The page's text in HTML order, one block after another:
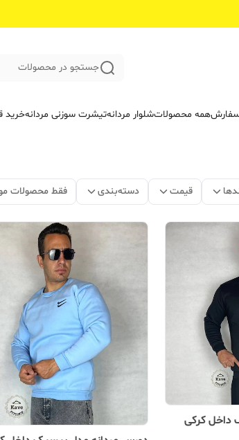
جستجو در محصولات
همه محصولاتشلوار مردانهتیشرت سوزنی مردانهخرید
قیمت دسته‌بندی فقط محصولات
داخل کرکی